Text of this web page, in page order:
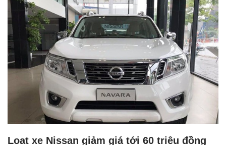
Mazda ưu đãi lên đến 100 triệu trong tháng
3